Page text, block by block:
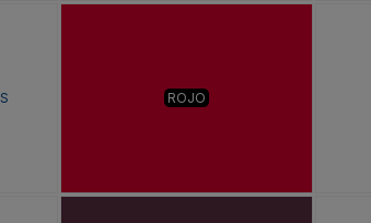
S ROJO